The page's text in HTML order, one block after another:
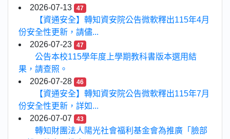
2026-07-13
47
【資通安全】轉知資安院公告微軟釋出115年4月
份安全性更新，請儘...
2026-07-23
47
公告本校115學年度上學期教科書版本選用結
果，請查照。
2026-07-28
46
【資通安全】轉知資安院公告微軟釋出115年7月
份安全性更新，詳如...
2026-07-07
43
轉知財團法人陽光社會福利基金會為推廣「臉部